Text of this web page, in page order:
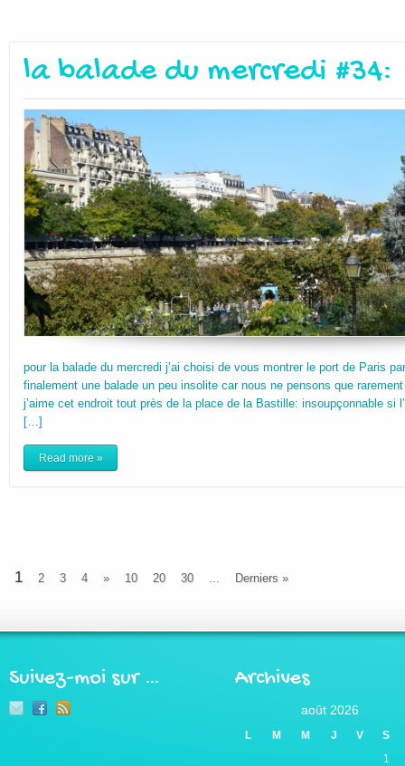
la balade du mercredi #34:
pour la balade du mercredi j’ai choisi de vous montrer le port de Paris
finalement une balade un peu insolite car nous ne pensons que
j’aime cet endroit tout près de la place de la Bastille: insoupçonnable si
[…]
Read more »
1 2 3 4 » 10 20 30 Derniers »
Suivez-moi sur … Archives
août 2026
L M M J V S
1